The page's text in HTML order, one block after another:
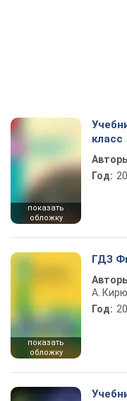
показать
обложку
класс
Год:
показать
обложку
ГДЗ
А.
Год: